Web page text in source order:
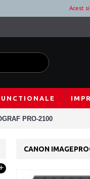
Acest
PRO-2100
CANON